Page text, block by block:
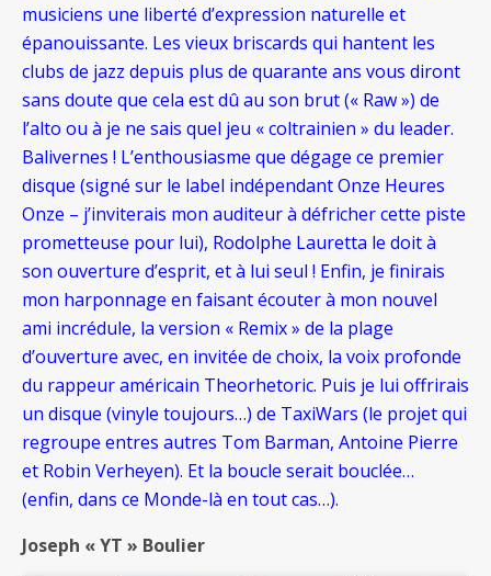
musiciens une liberté d’expression naturelle et
épanouissante. Les vieux briscards qui hantent les
clubs de jazz depuis plus de quarante ans vous diront
sans doute que cela est dû au son brut (« Raw ») de
l’alto ou à je ne sais quel jeu « coltrainien » du leader.
Balivernes ! L’enthousiasme que dégage ce premier
disque (signé sur le label indépendant Onze Heures
Onze – j’inviterais mon auditeur à défricher cette piste
prometteuse pour lui), Rodolphe Lauretta le doit à
son ouverture d’esprit, et à lui seul ! Enfin, je finirais
mon harponnage en faisant écouter à mon nouvel
ami incrédule, la version « Remix » de la plage
d’ouverture avec, en invitée de choix, la voix profonde
du rappeur américain Theorhetoric. Puis je lui offrirais
un disque (vinyle toujours…) de TaxiWars (le projet qui
regroupe entres autres Tom Barman, Antoine Pierre
et Robin Verheyen). Et la boucle serait bouclée…
(enfin, dans ce Monde-là en tout cas…).
Joseph « YT » Boulier